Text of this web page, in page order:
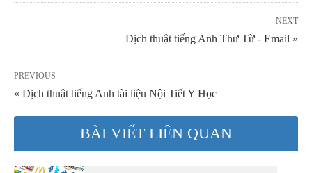
NEXT
Dịch thuật tiếng Anh Thư Từ - Email »
PREVIOUS
« Dịch thuật tiếng Anh tài liệu Nội Tiết Y Học
BÀI VIẾT LIÊN QUAN